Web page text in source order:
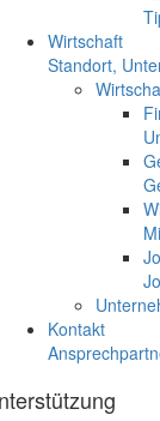
Wirtschaft
Standort,
Kontakt